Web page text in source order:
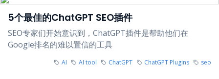
5个最佳的ChatGPT SEO插件
SEO专家们开始意识到，ChatGPT插件是帮助他们在
Google排名的难以置信的工具
AI AI tool ChatGPT ChatGPT Plugins seo